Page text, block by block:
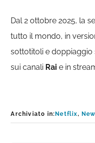
Dal 2 ottobre 2025, la
tutto il mondo, in
sottotitoli e doppiaggio
sui canali Raie in
Archiviato in:Netflix,